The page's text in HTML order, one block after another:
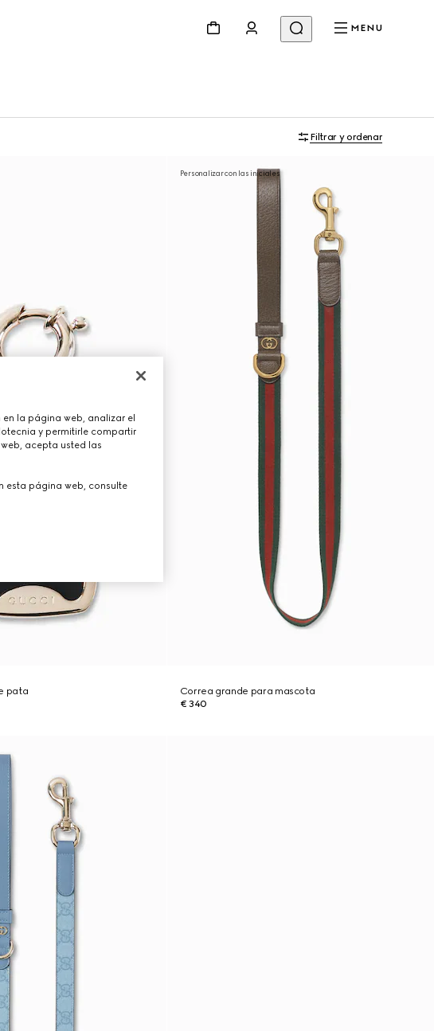
MENU
Filtrar y ordenar
pata
Personalizar con las iniciales
Correa grande para mascota
€ 340
la página web, analizar el
y permitirle compartir
acepta usted las
esta página web, consulte